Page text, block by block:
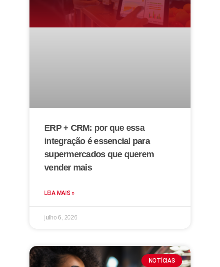
ERP + CRM: por que essa
integração é essencial para
supermercados que querem
vender mais
LEIA MAIS »
julho 6, 2026
NOTÍCIAS